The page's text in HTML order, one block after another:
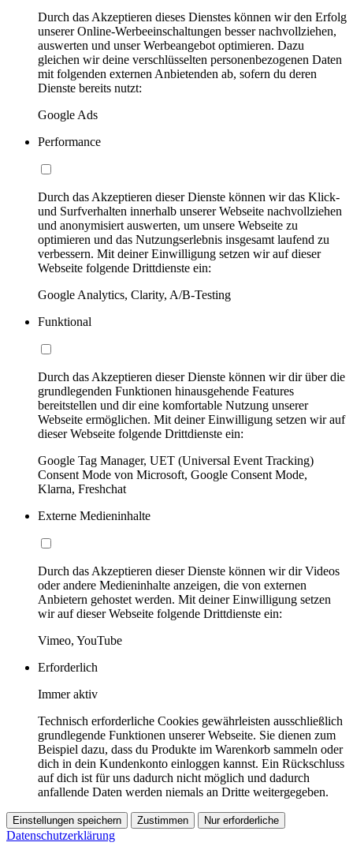
Durch das Akzeptieren dieses Dienstes können wir den Erfolg
unserer Online-Werbeeinschaltungen besser nachvollziehen,
auswerten und unser Werbeangebot optimieren. Dazu
gleichen wir deine verschlüsselten personenbezogenen Daten
mit folgenden externen Anbietenden ab, sofern du deren
Dienste bereits nutzt:
Google Ads
Performance
Durch das Akzeptieren dieser Dienste können wir das Klick-
und Surfverhalten innerhalb unserer Webseite nachvollziehen
und anonymisiert auswerten, um unsere Webseite zu
optimieren und das Nutzungserlebnis insgesamt laufend zu
verbessern. Mit deiner Einwilligung setzen wir auf dieser
Webseite folgende Drittdienste ein:
Google Analytics, Clarity, A/B-Testing
Funktional
Durch das Akzeptieren dieser Dienste können wir dir über die
grundlegenden Funktionen hinausgehende Features
bereitstellen und dir eine komfortable Nutzung unserer
Webseite ermöglichen. Mit deiner Einwilligung setzen wir auf
dieser Webseite folgende Drittdienste ein:
Google Tag Manager, UET (Universal Event Tracking)
Consent Mode von Microsoft, Google Consent Mode,
Klarna, Freshchat
Externe Medieninhalte
Durch das Akzeptieren dieser Dienste können wir dir Videos
oder andere Medieninhalte anzeigen, die von externen
Anbietern gehostet werden. Mit deiner Einwilligung setzen
wir auf dieser Webseite folgende Drittdienste ein:
Vimeo, YouTube
Erforderlich
Immer aktiv
Technisch erforderliche Cookies gewährleisten ausschließlich
grundlegende Funktionen unserer Webseite. Sie dienen zum
Beispiel dazu, dass du Produkte im Warenkorb sammeln oder
dich in dein Kundenkonto einloggen kannst. Ein Rückschluss
auf dich ist für uns dadurch nicht möglich und dadurch
anfallende Daten werden niemals an Dritte weitergegeben.
Einstellungen speichern Zustimmen Nur erforderliche
Datenschutzerklärung